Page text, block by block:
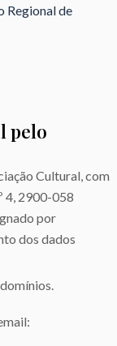
pelo
Cultural, com
4, 2900-058
por
dos dados